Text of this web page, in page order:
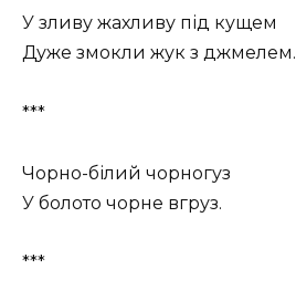
У зливу жахливу під кущем
Дуже змокли жук з джмелем.
***
Чорно-білий чорногуз
У болото чорне вгруз.
***